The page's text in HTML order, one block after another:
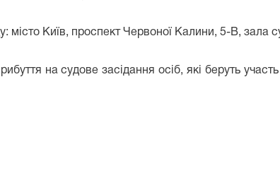
місто Київ, проспект Червоної Калини, 5-В, зала
на судове засідання осіб, які беруть